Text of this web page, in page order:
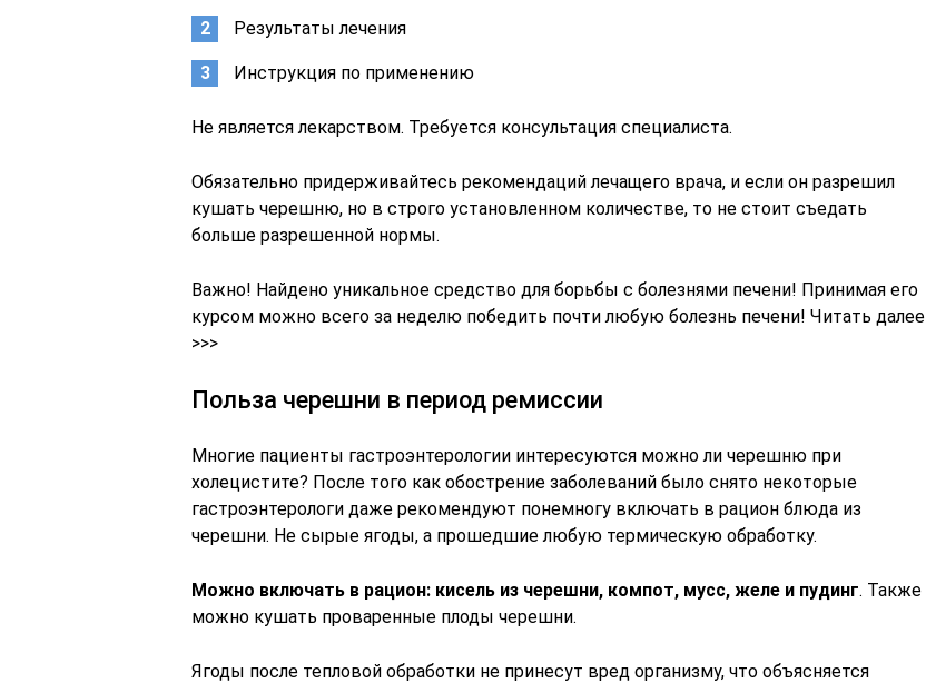
Результаты лечения
Инструкция по применению
Не является лекарством. Требуется консультация специалиста.
Обязательно придерживайтесь рекомендаций лечащего врача, и если он разрешил
кушать черешню, но в строго установленном количестве, то не стоит съедать
больше разрешенной нормы.
Важно! Найдено уникальное средство для борьбы с болезнями печени! Принимая его
курсом можно всего за неделю победить почти любую болезнь печени! Читать далее
>>>
Польза черешни в период ремиссии
Многие пациенты гастроэнтерологии интересуются можно ли черешню при
холецистите? После того как обострение заболеваний было снято некоторые
гастроэнтерологи даже рекомендуют понемногу включать в рацион блюда из
черешни. Не сырые ягоды, а прошедшие любую термическую обработку.
Можно включать в рацион: кисель из черешни, компот, мусс, желе и пудинг. Также
можно кушать проваренные плоды черешни.
Ягоды после тепловой обработки не принесут вред организму, что объясняется